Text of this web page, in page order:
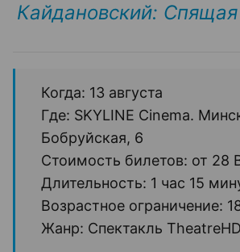
Кайдановский:
Когда: 13 августа
Где: SKYLINE Cinema.
Бобруйская, 6
Стоимость билетов: от 28
Длительность: 1 час 15
Возрастное ограничение:
Жанр: Спектакль TheatreHD